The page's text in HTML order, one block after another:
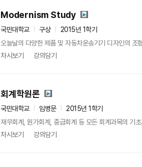
Modernism Study
국민대학교 구상
2015년 1학기
오늘날의 다양한 제품 및 자동차운송기기 디자인의
차시보기
강의담기
회계학원론
국민대학교 임병문
2015년 1학기
재무회계, 원가회계, 중급회계 등 모든 회계과목의 기
차시보기
강의담기